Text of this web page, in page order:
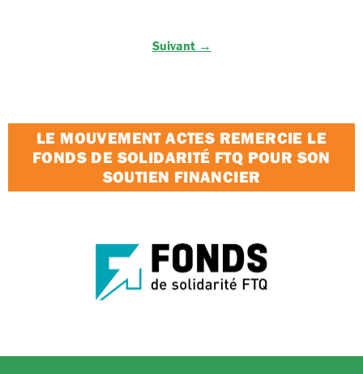
Suivant →
LE MOUVEMENT ACTES REMERCIE LE
FONDS DE SOLIDARITÉ FTQ POUR SON
SOUTIEN FINANCIER